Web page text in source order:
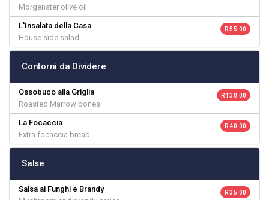
Morgenster olive oil
L'Insalata della Casa
House side salad
R 55.00
Contorni da Dividere
Ossobuco alla Griglia
Roasted Marrow bones
R 130.00
La Focaccia
Extra focaccia bread
R 40.00
Salse
Salsa ai Funghi e Brandy
R 35.00